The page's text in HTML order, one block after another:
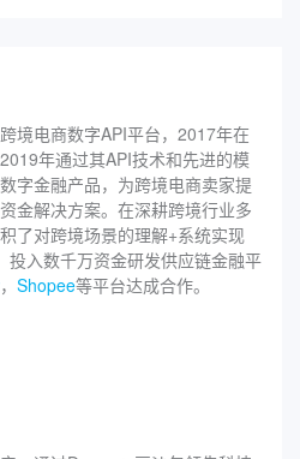
境电商数字API平台，2017年在
年通过其API技术和先进的模
字金融产品，为跨境电商卖家提
金解决方案。在深耕跨境行业多
了对跨境场景的理解+系统实现
投入数千万资金研发供应链金融平
， Shopee等平台达成合作。